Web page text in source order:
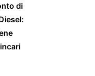
di